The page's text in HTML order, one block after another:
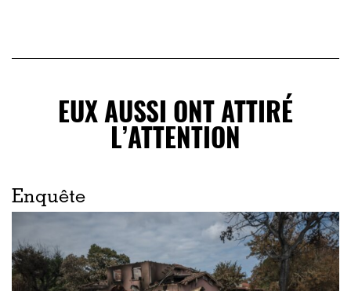
EUX AUSSI ONT ATTIRÉ
L’ATTENTION
Enquête